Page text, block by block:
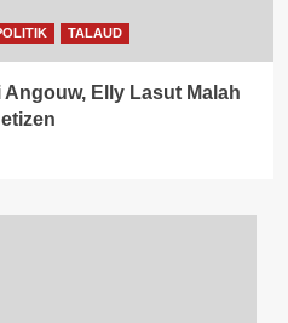
TALAUD
Elly Lasut Malah